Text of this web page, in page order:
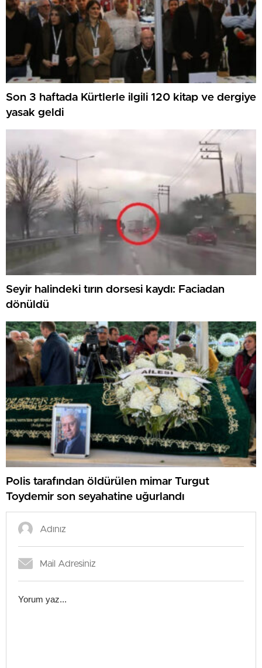
Son 3 haftada Kürtlerle ilgili 120 kitap ve dergiye
yasak geldi
Seyir halindeki tırın dorsesi kaydı: Faciadan
dönüldü
Polis tarafından öldürülen mimar Turgut
Toydemir son seyahatine uğurlandı